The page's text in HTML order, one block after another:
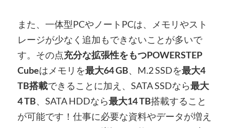
また、一体型PCやノートPCは、メモリやスト
レージが少なく追加もできないことが多いで
す。その点充分な拡張性をもつPOWERSTEP
Cubeはメモリを最大64 GB、M.2 SSDを最大4
TB搭載できることに加え、SATA SSDなら最大
4 TB、SATA HDDなら最大14 TB搭載すること
が可能です！仕事に必要な資料やデータが増え